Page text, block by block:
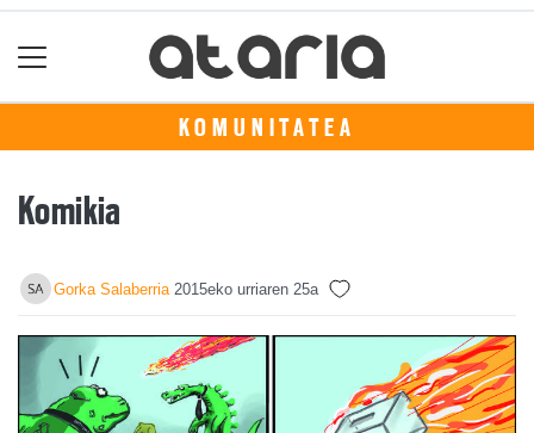
KOMUNITATEA
Komikia
Gorka Salaberria 2015eko urriaren 25a